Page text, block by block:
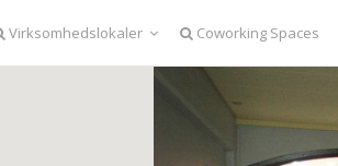
Virksomhedslokaler Coworking Spaces